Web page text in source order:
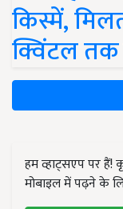
किस्में,
क्विंटल तक
हम व्हाट्सएप पर
मोबाइल में पढ़ने के